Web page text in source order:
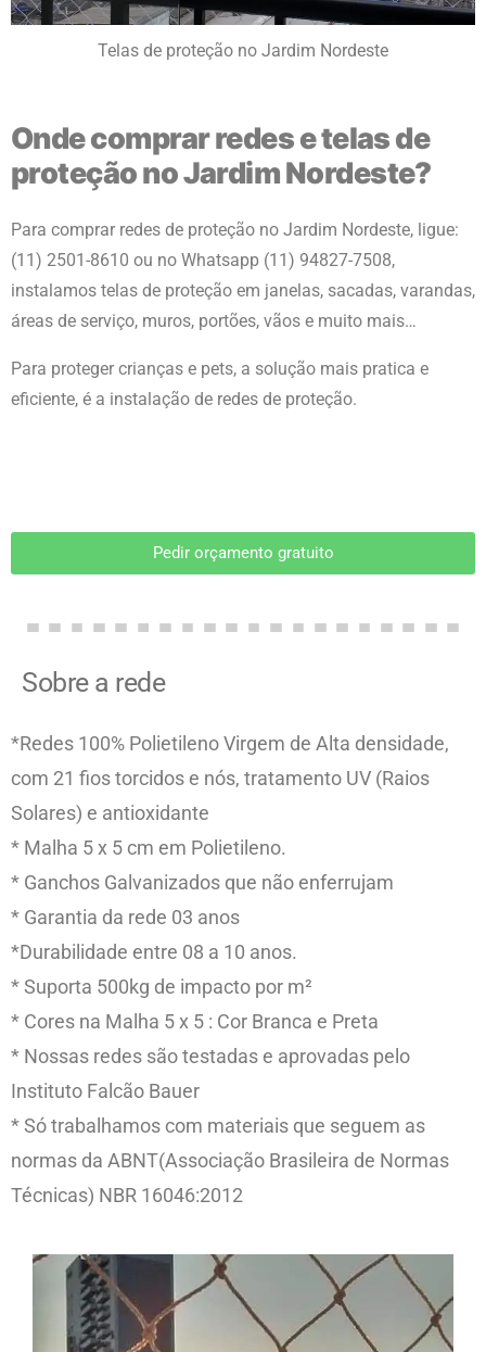
Telas de proteção no Jardim Nordeste
Onde comprar redes e telas de
proteção no Jardim Nordeste?
Para comprar redes de proteção no Jardim Nordeste, ligue:
(11) 2501-8610 ou no Whatsapp (11) 94827-7508,
instalamos telas de proteção em janelas, sacadas, varandas,
áreas de serviço, muros, portões, vãos e muito mais…
Para proteger crianças e pets, a solução mais pratica e
eficiente, é a instalação de redes de proteção.
Pedir orçamento gratuito
Sobre a rede
*Redes 100% Polietileno Virgem de Alta densidade,
com 21 fios torcidos e nós, tratamento UV (Raios
Solares) e antioxidante
* Malha 5 x 5 cm em Polietileno.
* Ganchos Galvanizados que não enferrujam
* Garantia da rede 03 anos
*Durabilidade entre 08 a 10 anos.
* Suporta 500kg de impacto por m²
* Cores na Malha 5 x 5 : Cor Branca e Preta
* Nossas redes são testadas e aprovadas pelo
Instituto Falcão Bauer
* Só trabalhamos com materiais que seguem as
normas da ABNT(Associação Brasileira de Normas
Técnicas) NBR 16046:2012